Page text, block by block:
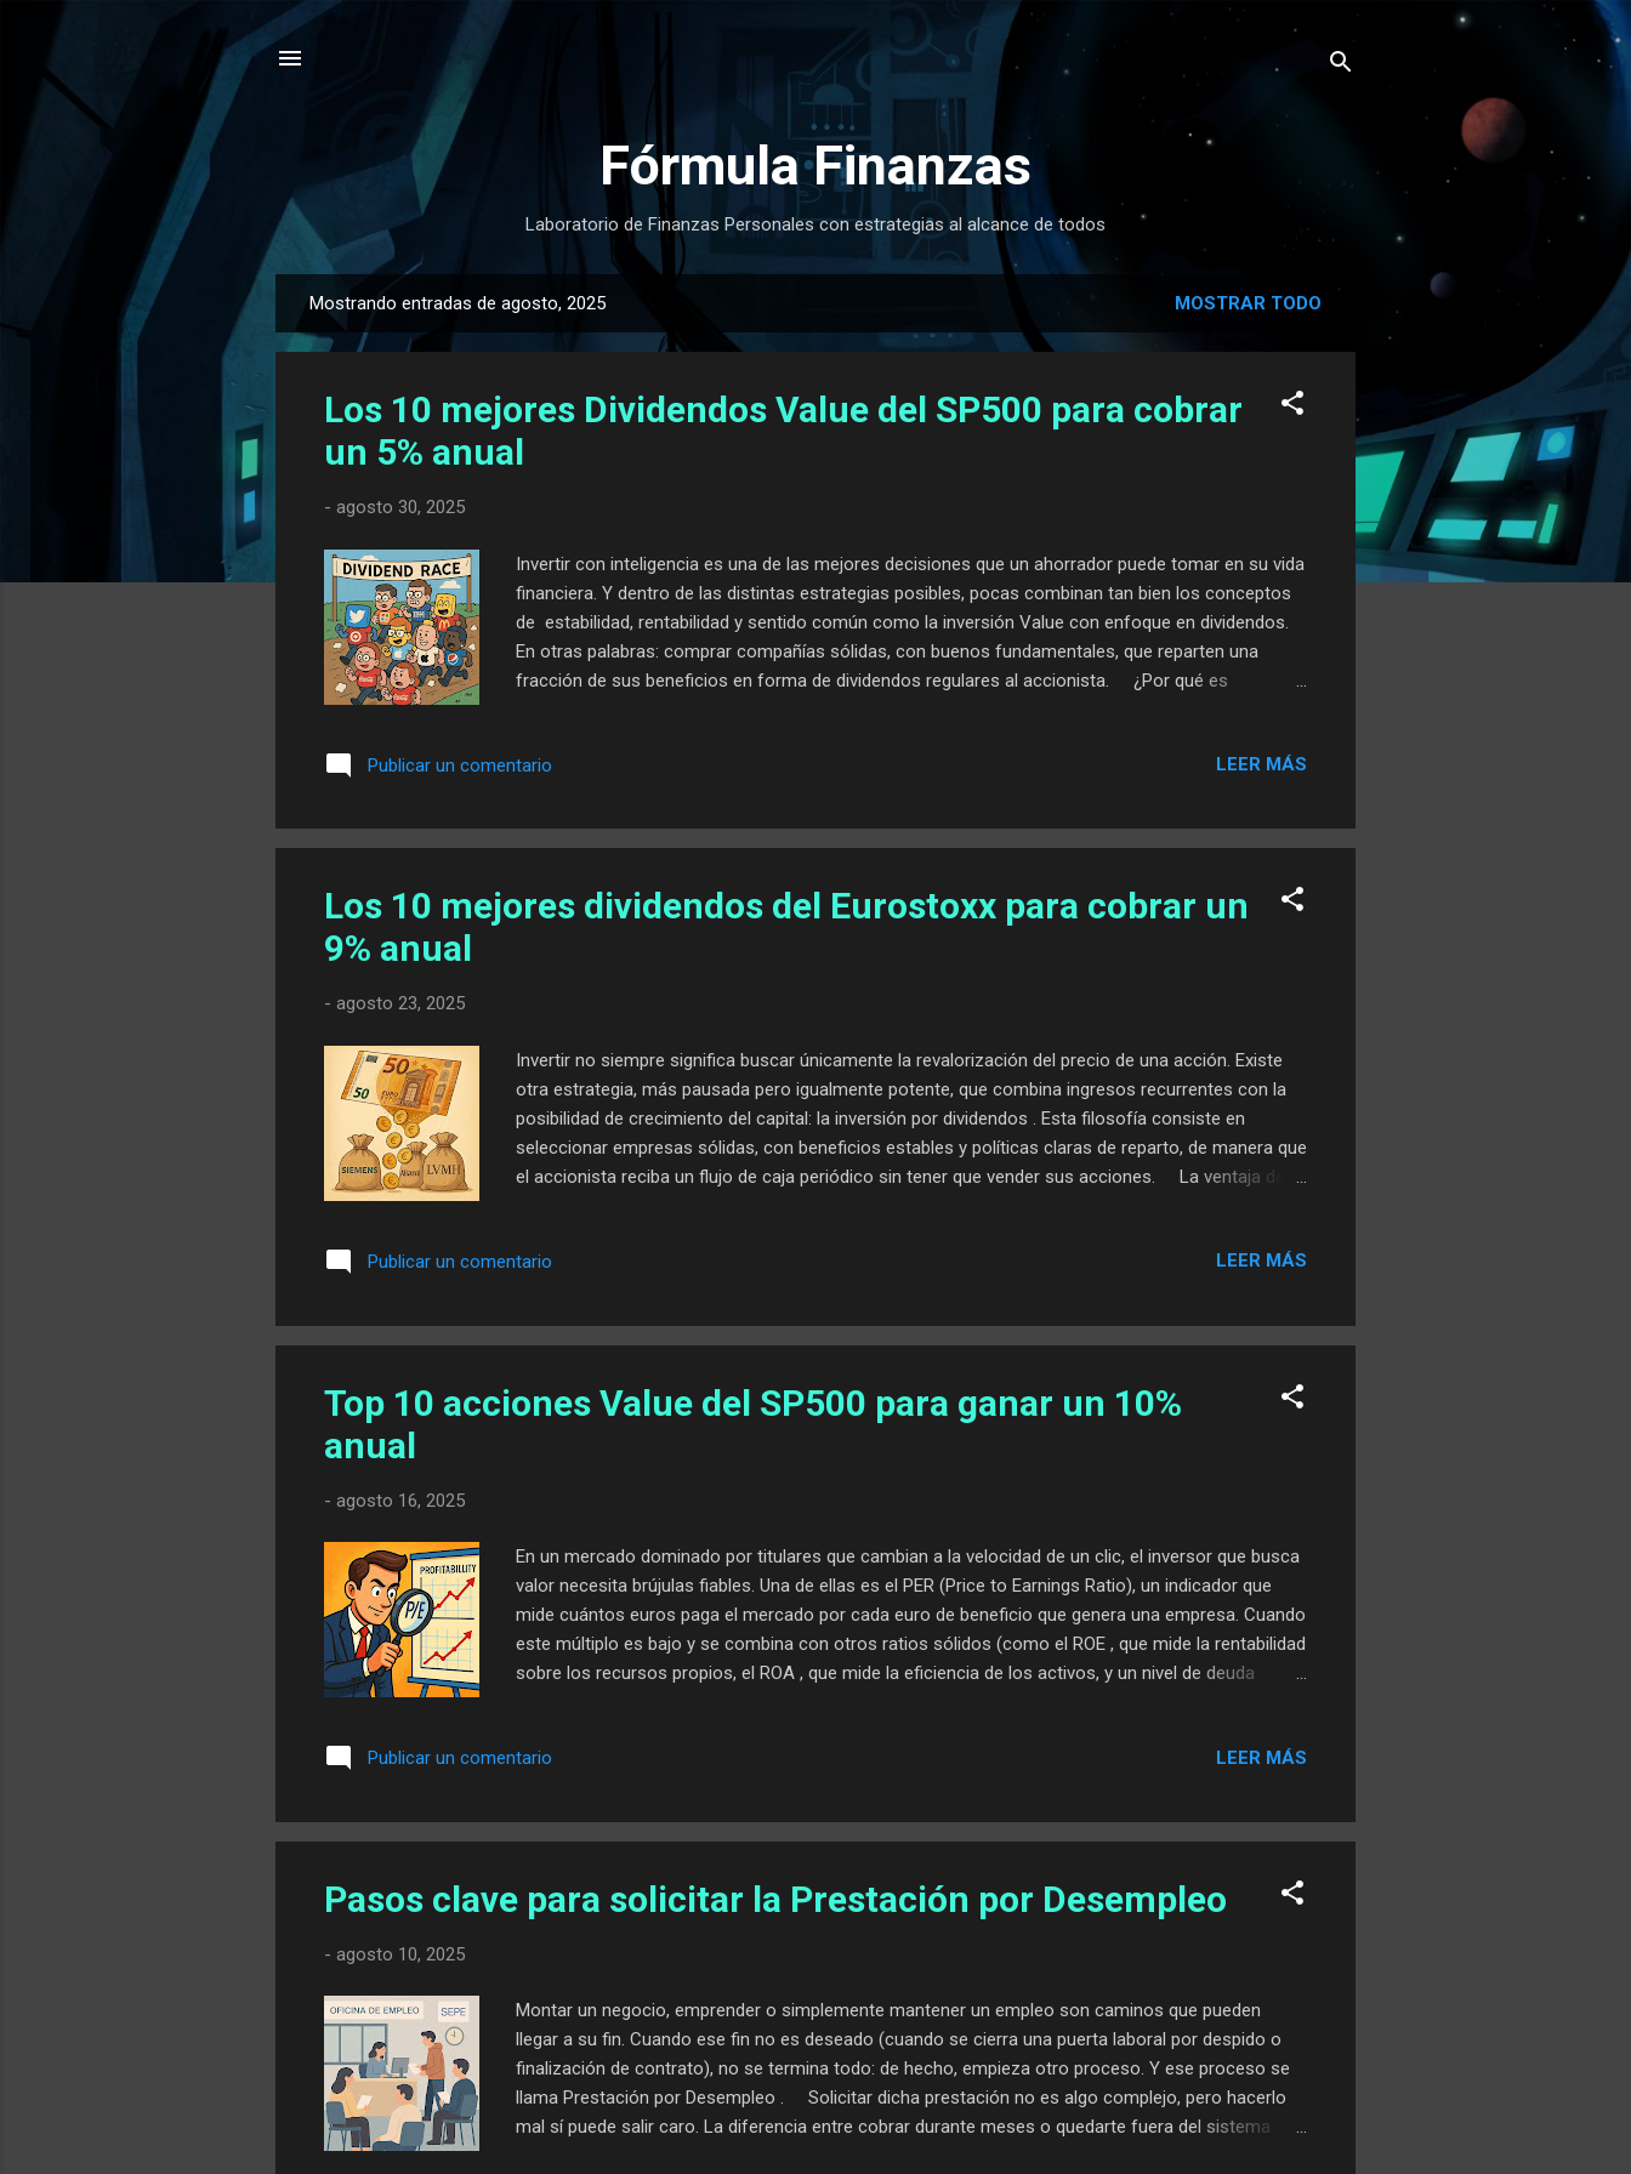
Fórmula Finanzas
Laboratorio de Finanzas Personales con estrategias al alcance de todos
n
Mostrando entradas de agosto, 2025 MOSTRAR TODO
Los 10 mejores Dividendos Value del SP500 para cobrar
un 5% anual
- agosto 30, 2025
Invertir con inteligencia es una de las mejores decisiones que un ahorrador puede tomar en su vida
financiera. Y dentro de las distintas estrategias posibles, pocas combinan tan bien los conceptos
de estabilidad, rentabilidad y sentido común como la inversión Value con enfoque en dividendos.
En otras palabras: comprar compañías sólidas, con buenos fundamentales, que reparten una
fracción de sus beneficios en forma de dividendos regulares al accionista. ¿Por qué es
matemática, si sabemos dónde poner la vista. Y es aquí donde entra en juego el Value Investing
valor y la generación de ingresos pasivos. En primer lugar, el Value Investing nos invita a pensar
como empresario...
Publicar un comentario LEER MÁS
Los 10 mejores dividendos del Eurostoxx para cobrar un
9% anual
- agosto 23, 2025
Invertir no siempre significa buscar únicamente la revalorización del precio de una acción. Existe
otra estrategia, más pausada pero igualmente potente, que combina ingresos recurrentes con la
posibilidad de crecimiento del capital: la inversión por dividendos . Esta filosofía consiste en
seleccionar empresas sólidas, con beneficios estables y políticas claras de reparto, de manera que
el accionista reciba un flujo de caja periódico sin tener que vender sus acciones. La ventaja de
mantiene, siempre y cuando la empresa conserve su capacidad de generar beneficios. A largo
especialmente si se reinvierten los dividendos para aprovechar el interés compuesto. Dentro del
universo de opor...
Publicar un comentario LEER MÁS
Top 10 acciones Value del SP500 para ganar un 10%
anual
- agosto 16, 2025
En un mercado dominado por titulares que cambian a la velocidad de un clic, el inversor que busca
valor necesita brújulas fiables. Una de ellas es el PER (Price to Earnings Ratio), un indicador que
mide cuántos euros paga el mercado por cada euro de beneficio que genera una empresa. Cuando
este múltiplo es bajo y se combina con otros ratios sólidos (como el ROE , que mide la rentabilidad
sobre los recursos propios, el ROA , que mide la eficiencia de los activos, y un nivel de deuda
trata de encontrar negocios de calidad que coticen por debajo de su valor intrínseco, para así
empresas del SP500 que presentan los PER más atractivos junto con balances sólidos, dividendos
interesantes y perspecti...
Publicar un comentario LEER MÁS
Pasos clave para solicitar la Prestación por Desempleo
- agosto 10, 2025
Montar un negocio, emprender o simplemente mantener un empleo son caminos que pueden
llegar a su fin. Cuando ese fin no es deseado (cuando se cierra una puerta laboral por despido o
finalización de contrato), no se termina todo: de hecho, empieza otro proceso. Y ese proceso se
llama Prestación por Desempleo . Solicitar dicha prestación no es algo complejo, pero hacerlo
mal sí puede salir caro. La diferencia entre cobrar durante meses o quedarte fuera del sistema